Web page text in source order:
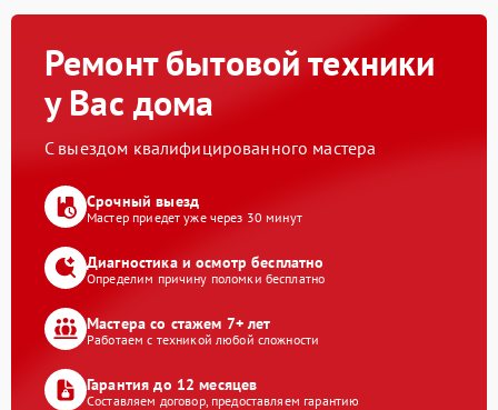
Ремонт бытовой техники
у Вас дома
С выездом квалифицированного мастера
Срочный выезд
Мастер приедет уже через 30 минут
Диагностика и осмотр бесплатно
Определим причину поломки бесплатно
Мастера со стажем 7+ лет
Работаем с техникой любой сложности
Гарантия до 12 месяцев
Составляем договор, предоставляем гарантию